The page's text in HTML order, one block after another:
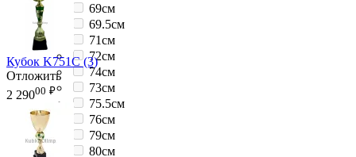
69см
69.5см
71см
72см
74см
73см
75.5см
76см
79см
80см
Кубок K751C (3)
Отложить
2 29000 ₽